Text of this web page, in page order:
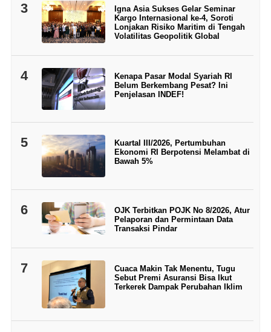
3
Igna Asia Sukses Gelar Seminar
Kargo Internasional ke-4, Soroti
Lonjakan Risiko Maritim di Tengah
Volatilitas Geopolitik Global
4
Kenapa Pasar Modal Syariah RI
Belum Berkembang Pesat? Ini
Penjelasan INDEF!
5
Kuartal III/2026, Pertumbuhan
Ekonomi RI Berpotensi Melambat di
Bawah 5%
6
OJK Terbitkan POJK No 8/2026, Atur
Pelaporan dan Permintaan Data
Transaksi Pindar
7
Cuaca Makin Tak Menentu, Tugu
Sebut Premi Asuransi Bisa Ikut
Terkerek Dampak Perubahan Iklim